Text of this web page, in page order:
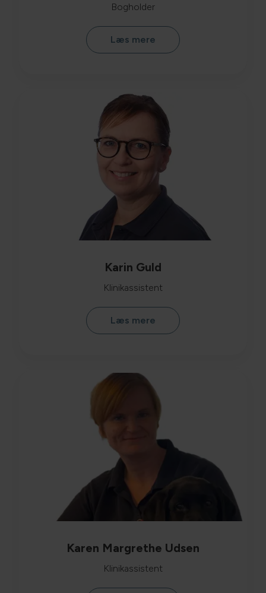
Bogholder
Læs mere
Karin Guld
Klinikassistent
Læs mere
Karen Margrethe Udsen
Klinikassistent